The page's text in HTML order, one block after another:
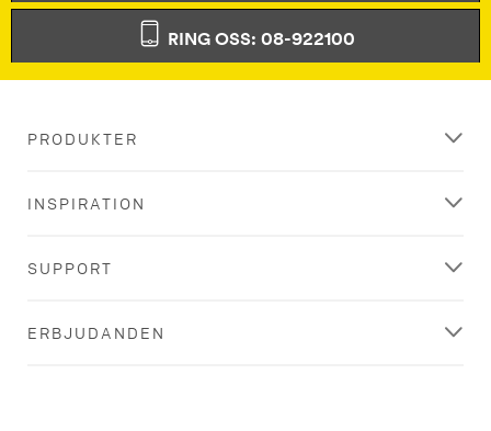
RING OSS: 08-922100
PRODUKTER
INSPIRATION
SUPPORT
ERBJUDANDEN